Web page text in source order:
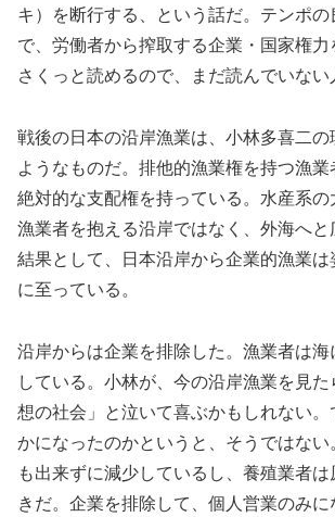
キ）を断行する、という話だ。テンポ
で、労働者から搾取する企業・国家権力
さくっと読めるので、まだ読んでいない
戦後の日本の沿岸漁業は、小林多喜二の
ようなものだ。排他的漁業権を持つ漁
絶対的な支配権を持っている。水産系の
漁業者を抱える沿岸ではなく、外海へと
結果として、日本沿岸から企業的漁業は
に至っている。
沿岸からは企業を排除した。漁業者は海
している。小林が、今の沿岸漁業を見
想の社会」と泣いて喜ぶかもしれない。
かになったのかというと、そうではない
も出来ずに減少しているし、養殖業者
きだ。企業を排除して、個人営業のみ